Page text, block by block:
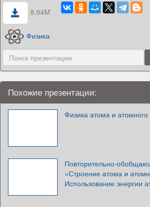
8.94M
Физика
Похожие презентации:
Физика атома и
Повторительно-
«Строение атома и
Использование энергии